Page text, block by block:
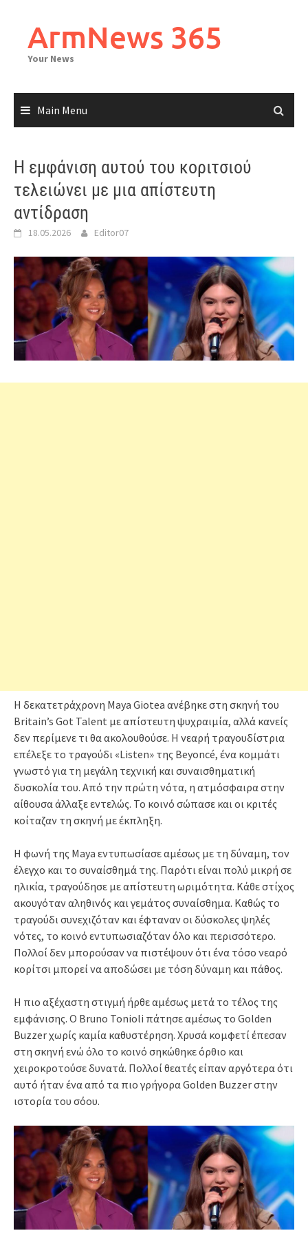
contentArmNews 365
Your News
Main Menu
Η εμφάνιση αυτού του κοριτσιού
τελειώνει με μια απίστευτη
αντίδραση
18.05.2026 Editor07
Η δεκατετράχρονη Maya Giotea ανέβηκε στη σκηνή του
Britain’s Got Talent με απίστευτη ψυχραιμία, αλλά κανείς
δεν περίμενε τι θα ακολουθούσε. Η νεαρή τραγουδίστρια
επέλεξε το τραγούδι «Listen» της Beyoncé, ένα κομμάτι
γνωστό για τη μεγάλη τεχνική και συναισθηματική
δυσκολία του. Από την πρώτη νότα, η ατμόσφαιρα στην
αίθουσα άλλαξε εντελώς. Το κοινό σώπασε και οι κριτές
κοίταζαν τη σκηνή με έκπληξη.
Η φωνή της Maya εντυπωσίασε αμέσως με τη δύναμη, τον
έλεγχο και το συναίσθημά της. Παρότι είναι πολύ μικρή σε
ηλικία, τραγούδησε με απίστευτη ωριμότητα. Κάθε στίχος
ακουγόταν αληθινός και γεμάτος συναίσθημα. Καθώς το
τραγούδι συνεχιζόταν και έφταναν οι δύσκολες ψηλές
νότες, το κοινό εντυπωσιαζόταν όλο και περισσότερο.
Πολλοί δεν μπορούσαν να πιστέψουν ότι ένα τόσο νεαρό
κορίτσι μπορεί να αποδώσει με τόση δύναμη και πάθος.
Η πιο αξέχαστη στιγμή ήρθε αμέσως μετά το τέλος της
εμφάνισης. Ο Bruno Tonioli πάτησε αμέσως το Golden
Buzzer χωρίς καμία καθυστέρηση. Χρυσά κομφετί έπεσαν
στη σκηνή ενώ όλο το κοινό σηκώθηκε όρθιο και
χειροκροτούσε δυνατά. Πολλοί θεατές είπαν αργότερα ότι
αυτό ήταν ένα από τα πιο γρήγορα Golden Buzzer στην
ιστορία του σόου.